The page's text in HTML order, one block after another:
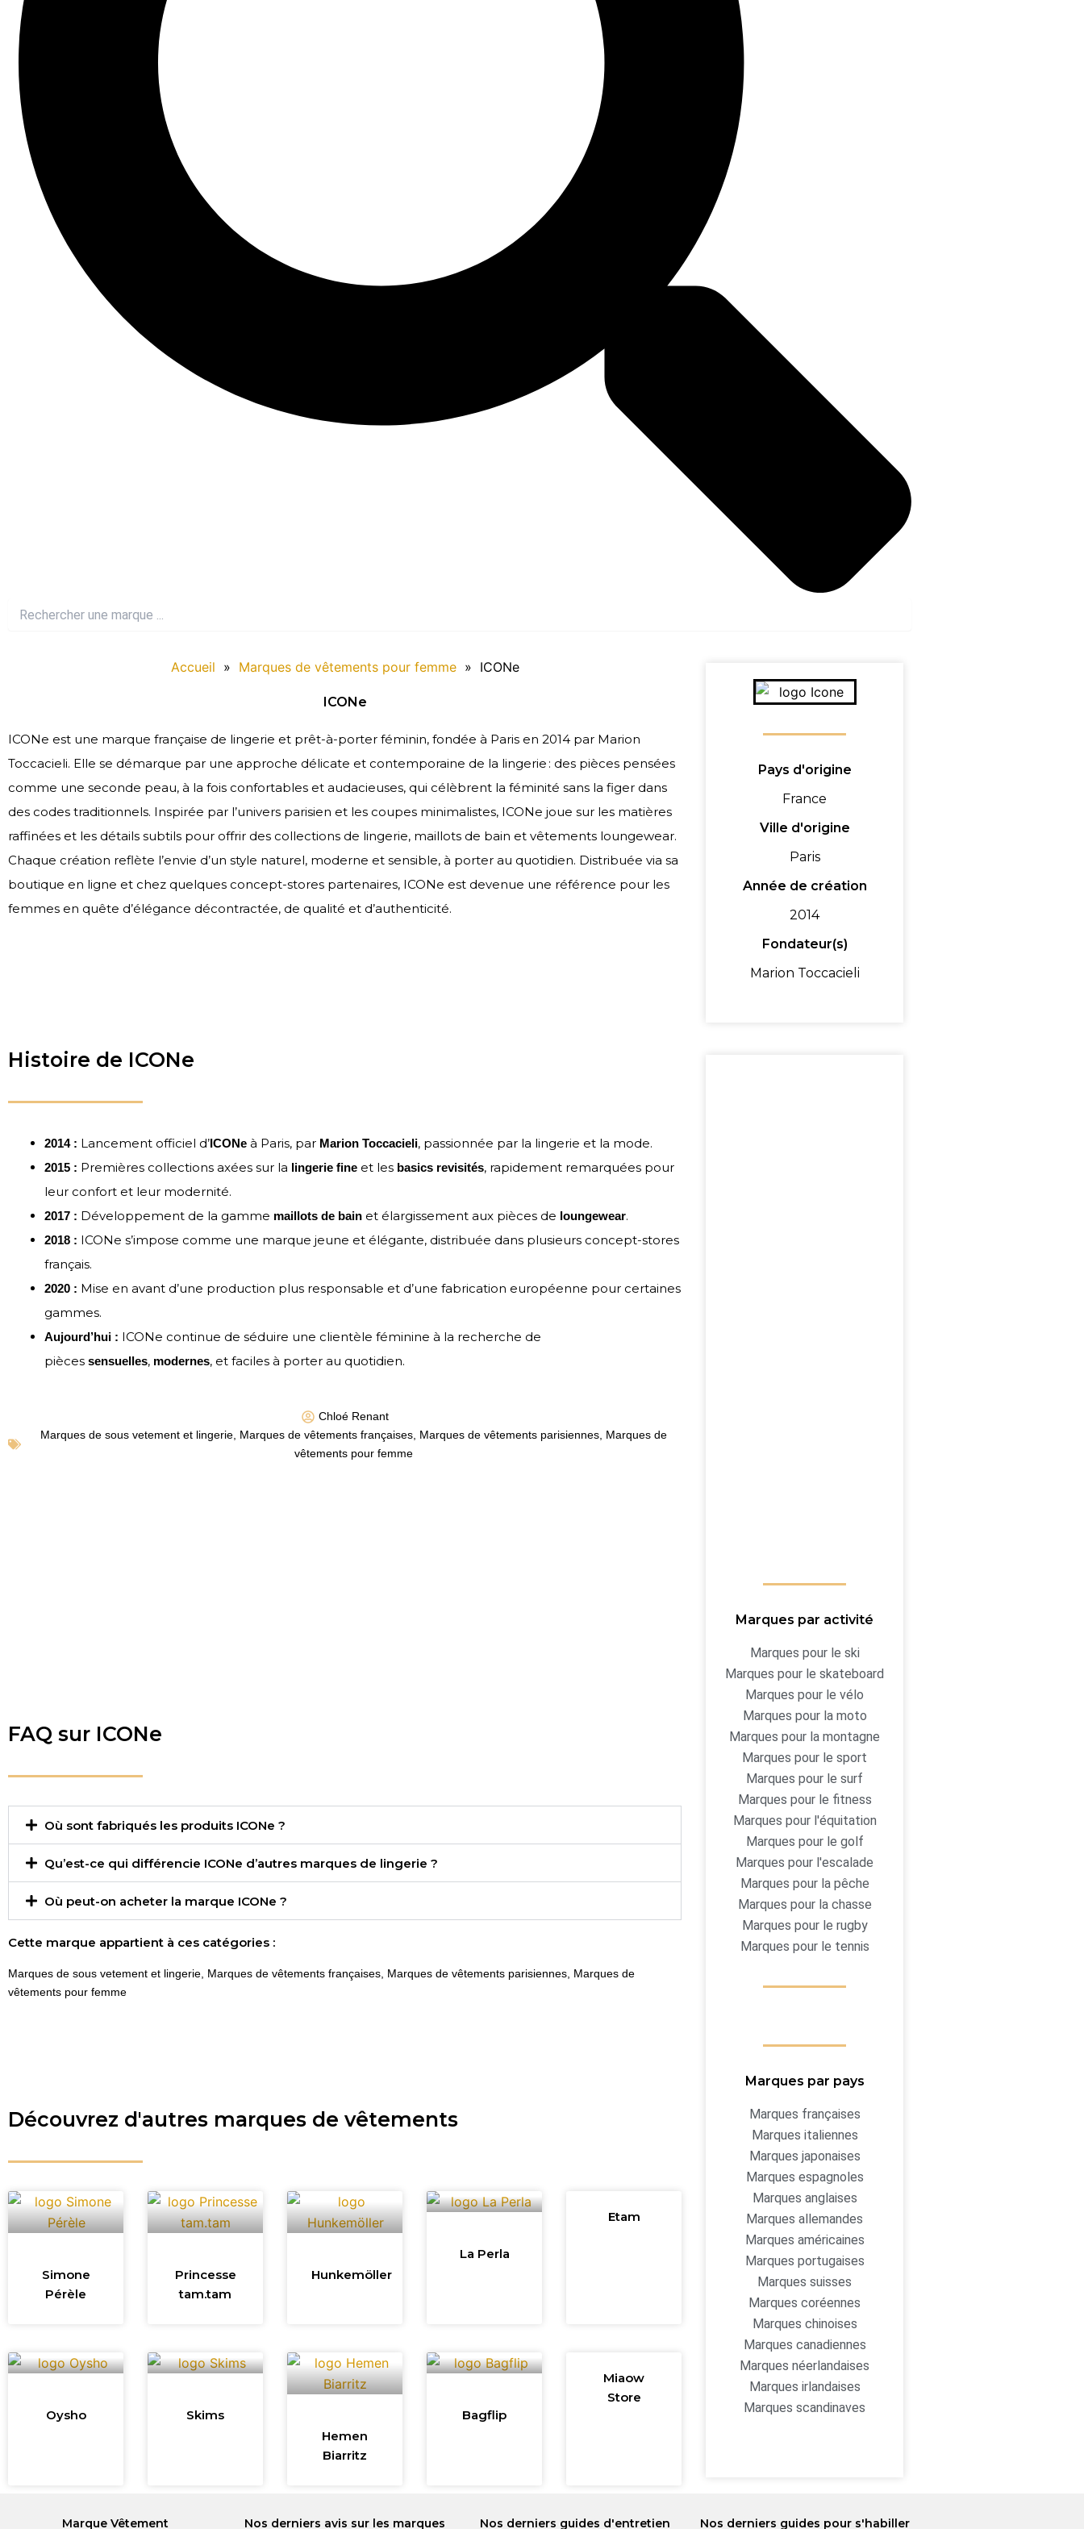
Accueil » Marques de vêtements pour femme » ICONe
ICONe
ICONe est une marque française de lingerie et prêt-à-porter féminin, fondée à Paris en 2014 par Marion
Toccacieli. Elle se démarque par une approche délicate et contemporaine de la lingerie : des pièces pensées
comme une seconde peau, à la fois confortables et audacieuses, qui célèbrent la féminité sans la figer dans
des codes traditionnels. Inspirée par l’univers parisien et les coupes minimalistes, ICONe joue sur les matières
raffinées et les détails subtils pour offrir des collections de lingerie, maillots de bain et vêtements loungewear.
Chaque création reflète l’envie d’un style naturel, moderne et sensible, à porter au quotidien. Distribuée via sa
boutique en ligne et chez quelques concept-stores partenaires, ICONe est devenue une référence pour les
femmes en quête d’élégance décontractée, de qualité et d’authenticité.
Pays d'origine
France
Ville d'origine
Paris
Année de création
2014
Fondateur(s)
Marion Toccacieli
Histoire de ICONe
2014 : Lancement officiel d’ICONe à Paris, par Marion Toccacieli, passionnée par la lingerie et la mode.
2015 : Premières collections axées sur la lingerie fine et les basics revisités, rapidement remarquées pour
leur confort et leur modernité.
2017 : Développement de la gamme maillots de bain et élargissement aux pièces de loungewear.
2018 : ICONe s’impose comme une marque jeune et élégante, distribuée dans plusieurs concept-stores
français.
2020 : Mise en avant d’une production plus responsable et d’une fabrication européenne pour certaines
gammes.
Aujourd’hui : ICONe continue de séduire une clientèle féminine à la recherche de
pièces sensuelles, modernes, et faciles à porter au quotidien.
Chloé Renant
Marques de sous vetement et lingerie, Marques de vêtements françaises, Marques de vêtements parisiennes, Marques de
vêtements pour femme
FAQ sur ICONe
Où sont fabriqués les produits ICONe ?
Qu’est-ce qui différencie ICONe d’autres marques de lingerie ?
Où peut-on acheter la marque ICONe ?
Cette marque appartient à ces catégories :
Marques de sous vetement et lingerie, Marques de vêtements françaises, Marques de vêtements parisiennes, Marques de
vêtements pour femme
Découvrez d'autres marques de vêtements
Simone
Pérèle
Princesse
tam.tam
Hunkemöller
La Perla
Etam
Oysho
Skims
Hemen
Biarritz
Bagflip
Miaow
Store
Marques par activité
Marques pour le ski
Marques pour le skateboard
Marques pour le vélo
Marques pour la moto
Marques pour la montagne
Marques pour le sport
Marques pour le surf
Marques pour le fitness
Marques pour l'équitation
Marques pour le golf
Marques pour l'escalade
Marques pour la pêche
Marques pour la chasse
Marques pour le rugby
Marques pour le tennis
Marques par pays
Marques françaises
Marques italiennes
Marques japonaises
Marques espagnoles
Marques anglaises
Marques allemandes
Marques américaines
Marques portugaises
Marques suisses
Marques coréennes
Marques chinoises
Marques canadiennes
Marques néerlandaises
Marques irlandaises
Marques scandinaves
Marque Vêtement Nos derniers avis sur les marques Nos derniers guides d'entretien Nos derniers guides pour s'habiller